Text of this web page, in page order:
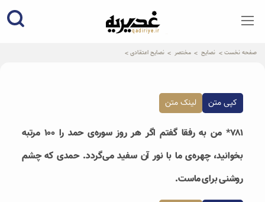
qadiriye.ir
نشریه ی غدیریه-بیانات استاد
صفحه نخست نصایح مختصر نصایح اعتقادی
کپی متن لینک متن
۷۸۱* من به رفقا گفتم اگر هر روز سوره‌ی حمد را ۱۰۰ مرتبه
بخوانید، چهره‌ی ما با نور آن سفید می‌گردد. حمدی که چشم
روشنی برای ماست.